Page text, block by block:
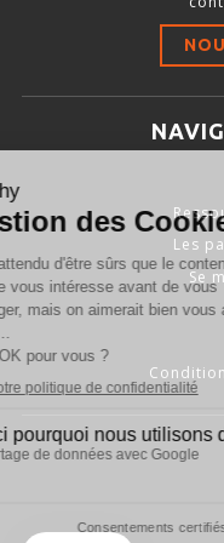
Stimulation-évaluation
ACTIVITÉ LOCOMOTRICE
COORDINATION ET
RYTHMES CIRCADIENS
DÉVELOPPEMENTS À
PORTIQUES & STATIONS
ASPIRATEURS ET
ÉVAPORATEURS
Les
Se